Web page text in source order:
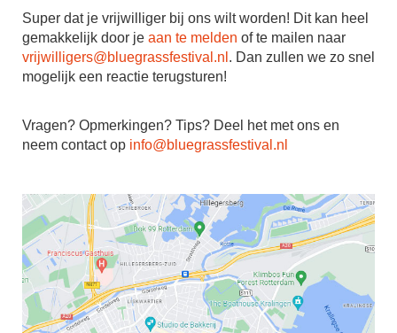
Super dat je vrijwilliger bij ons wilt worden! Dit kan heel
gemakkelijk door je aan te melden of te mailen naar
vrijwilligers@bluegrassfestival.nl . Dan zullen we zo snel
mogelijk een reactie terugsturen!
Vragen? Opmerkingen? Tips? Deel het met ons en
neem contact op info@bluegrassfestival.nl